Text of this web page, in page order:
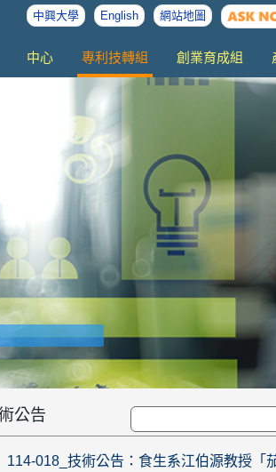
中興大學 English 網站地圖
中心 專利技轉組 創業育成組
公告
114-018_技術公告：食生系江伯源教授「